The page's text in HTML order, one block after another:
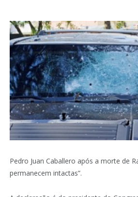
Pedro Juan Caballero após a morte de
permanecem intactas”.